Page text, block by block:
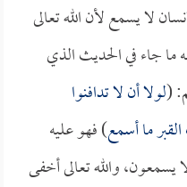
لا يسمع لأن الله تعالى
ما جاء في الحديث الذي
(لولا أن لا تدافنوا
ما أسمع) فهو عليه
والله تعالى أخفى